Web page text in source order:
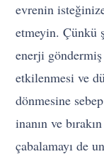
evrenin
etmeyin. Çünkü
enerji
etkilenmesi ve
dönmesine
inanın ve
çabalamayı de